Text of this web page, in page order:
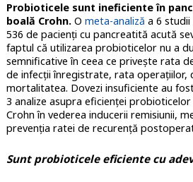
Probioticele sunt ineficiente în
boală Crohn.O meta-analiză a 6 studii
536 de pacienți cu pancreatită acută
faptul că utilizarea probioticelor nu a
semnificative în ceea ce privește rata
de infecții înregistrate, rata operațiilor,
mortalitatea. Dovezi insuficiente au
3 analize asupra eficienței
Crohn în vederea inducerii remisiunii,
prevenția ratei de recurență
Sunt probioticele eficiente cu